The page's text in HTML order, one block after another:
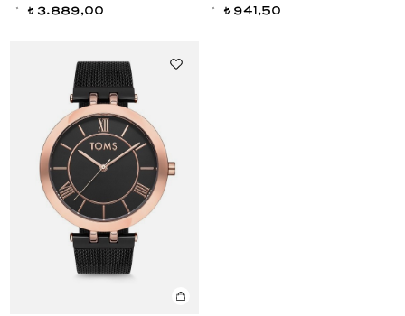
t 3.889,00 t 941,50